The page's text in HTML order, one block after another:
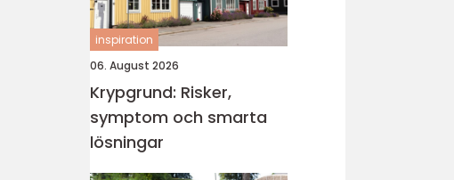
inspiration
06. August 2026
Krypgrund: Risker,
symptom och smarta
lösningar